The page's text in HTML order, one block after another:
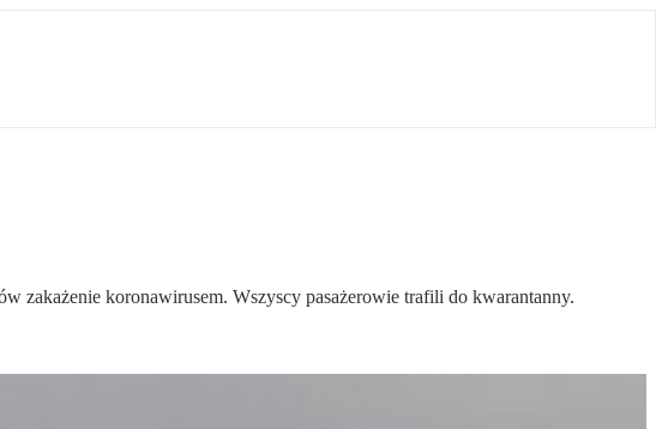
zakażenie koronawirusem. Wszyscy pasażerowie trafili do kwarantanny.